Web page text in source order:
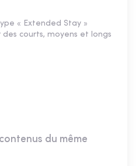
« Extended Stay »
courts, moyens et longs
du même